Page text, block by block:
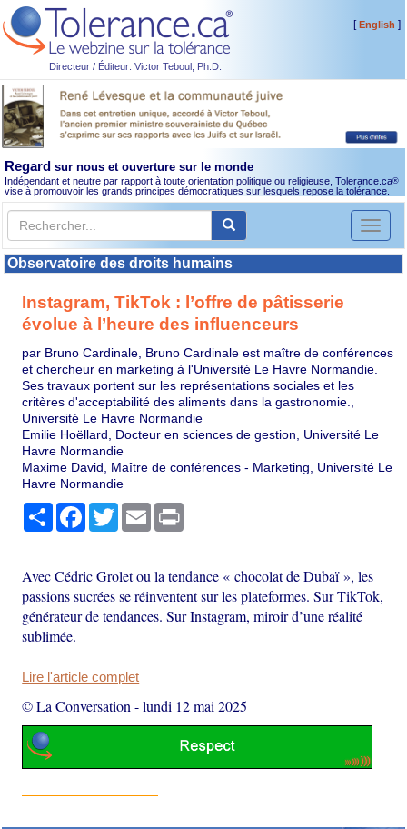
Directeur / Éditeur: Victor Teboul, Ph.D.
[English ]
Regard sur nous et ouverture sur le monde
Indépendant et neutre par rapport à toute orientation politique ou religieuse, Tolerance.ca®
vise à promouvoir les grands principes démocratiques sur lesquels repose la tolérance.
Toggle
Observatoire des droits humains
Instagram, TikTok : l’offre de pâtisserie
évolue à l’heure des influenceurs
par Bruno Cardinale, Bruno Cardinale est maître de conférences
et chercheur en marketing à l'Université Le Havre Normandie.
Ses travaux portent sur les représentations sociales et les
critères d'acceptabilité des aliments dans la gastronomie.,
Université Le Havre Normandie
Emilie Hoëllard, Docteur en sciences de gestion, Université Le
Havre Normandie
Maxime David, Maître de conférences - Marketing, Université Le
Havre Normandie
PartagerFacebook
TwitterEmail
Avec Cédric Grolet ou la tendance « chocolat de Dubaï », les
passions sucrées se réinventent sur les plateformes. Sur TikTok,
générateur de tendances. Sur Instagram, miroir d’une réalité
sublimée.
Lire l'article complet
© La Conversation -lundi 12 mai 2025